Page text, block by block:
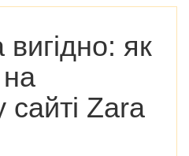
як
сайті Zara